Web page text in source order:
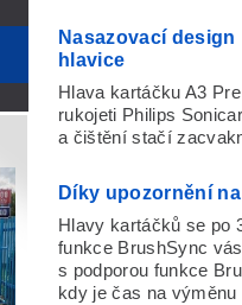
Nasazovací
hlavice
Hlava kartáčku A3
rukojeti Philips
a čištění stačí
Díky upozornění
Hlavy kartáčků se po
funkce BrushSync
s podporou funkce
kdy je čas na výměnu